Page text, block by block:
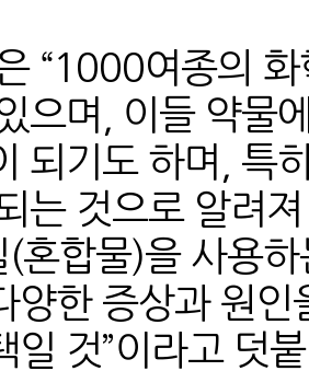
“1000여종의
으며, 이들 약물
되기도 하며, 특
는 것으로 알려
(혼합물)을 사용
양한 증상과 원
일 것”이라고 덧